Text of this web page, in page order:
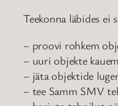
Teekonna läbides ei
– proovi rohkem
– uuri objekte
– jäta objektide
– tee Samm SMV